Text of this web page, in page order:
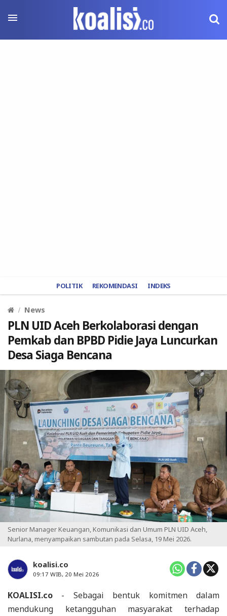
POLITIK REKOMENDASI INDEKS
News
PLN UID Aceh Berkolaborasi dengan
Pemkab dan BPBD Pidie Jaya Luncurkan
Desa Siaga Bencana
Senior Manager Keuangan, Komunikasi dan Umum PLN UID Aceh,
Nurlana, menyampaikan sambutan pada Selasa, 19 Mei 2026.
koalisi.co
09:17 WIB, 20 Mei 2026
KOALISI.co - Sebagai bentuk komitmen dalam
mendukung ketangguhan masyarakat terhadap